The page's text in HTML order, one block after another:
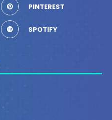
PINTEREST
SPOTIFY